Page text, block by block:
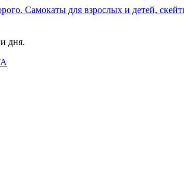
дня.